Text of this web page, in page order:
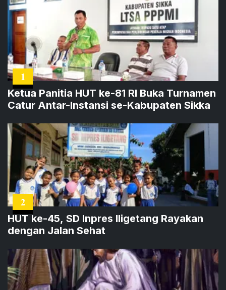
1
Ketua Panitia HUT ke-81 RI Buka Turnamen
Catur Antar-Instansi se-Kabupaten Sikka
2
HUT ke-45, SD Inpres Iligetang Rayakan
dengan Jalan Sehat